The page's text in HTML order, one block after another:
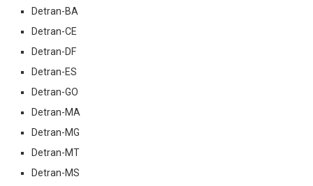
Detran-BA
Detran-CE
Detran-DF
Detran-ES
Detran-GO
Detran-MA
Detran-MG
Detran-MT
Detran-MS